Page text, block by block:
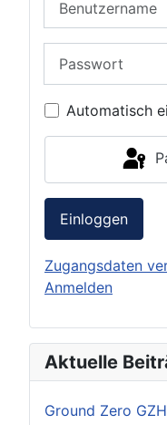
Automatisch
Einloggen
Zugangsdaten
Anmelden
Aktuelle
Ground Zero